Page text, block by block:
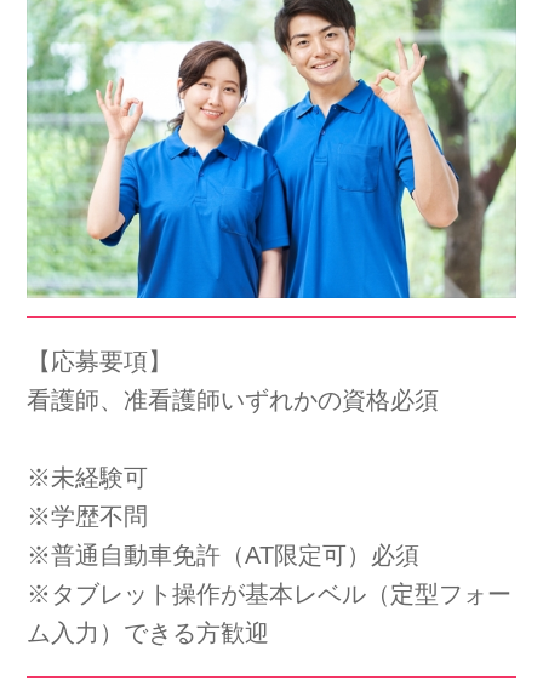
介護・看護のお仕事について
利用者の声
WEB勤怠
支店連絡先一覧
会社概要
【応募要項】
看護師、准看護師いずれかの資格必須
※未経験可
※学歴不問
※普通自動車免許（AT限定可）必須
※タブレット操作が基本レベル（定型フォー
ム入力）できる方歓迎